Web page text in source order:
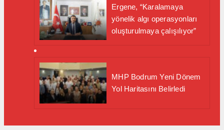
Ergene, “Karalamaya
yönelik algı operasyonları
oluşturulmaya çalışılıyor”
MHP Bodrum Yeni Dönem
Yol Haritasını Belirledi